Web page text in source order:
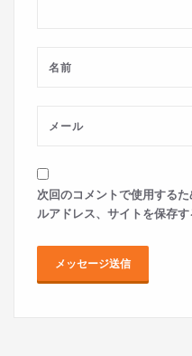
次回のコメントで使用する
ルアドレス、サイトを保存す